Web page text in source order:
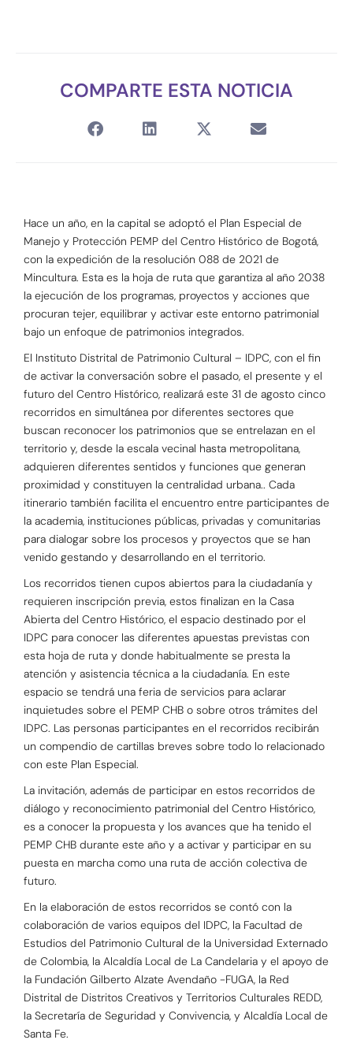
COMPARTE ESTA NOTICIA
Hace un año, en la capital se adoptó el Plan Especial de
Manejo y Protección PEMP del Centro Histórico de Bogotá,
con la expedición de la resolución 088 de 2021 de
Mincultura. Esta es la hoja de ruta que garantiza al año 2038
la ejecución de los programas, proyectos y acciones que
procuran tejer, equilibrar y activar este entorno patrimonial
bajo un enfoque de patrimonios integrados.
El Instituto Distrital de Patrimonio Cultural – IDPC, con el fin
de activar la conversación sobre el pasado, el presente y el
futuro del Centro Histórico, realizará este 31 de agosto cinco
recorridos en simultánea por diferentes sectores que
buscan reconocer los patrimonios que se entrelazan en el
territorio y, desde la escala vecinal hasta metropolitana,
adquieren diferentes sentidos y funciones que generan
proximidad y constituyen la centralidad urbana.. Cada
itinerario también facilita el encuentro entre participantes de
la academia, instituciones públicas, privadas y comunitarias
para dialogar sobre los procesos y proyectos que se han
venido gestando y desarrollando en el territorio.
Los recorridos tienen cupos abiertos para la ciudadanía y
requieren inscripción previa, estos finalizan en la Casa
Abierta del Centro Histórico, el espacio destinado por el
IDPC para conocer las diferentes apuestas previstas con
esta hoja de ruta y donde habitualmente se presta la
atención y asistencia técnica a la ciudadanía. En este
espacio se tendrá una feria de servicios para aclarar
inquietudes sobre el PEMP CHB o sobre otros trámites del
IDPC. Las personas participantes en el recorridos recibirán
un compendio de cartillas breves sobre todo lo relacionado
con este Plan Especial.
La invitación, además de participar en estos recorridos de
diálogo y reconocimiento patrimonial del Centro Histórico,
es a conocer la propuesta y los avances que ha tenido el
PEMP CHB durante este año y a activar y participar en su
puesta en marcha como una ruta de acción colectiva de
futuro.
En la elaboración de estos recorridos se contó con la
colaboración de varios equipos del IDPC, la Facultad de
Estudios del Patrimonio Cultural de la Universidad Externado
de Colombia, la Alcaldía Local de La Candelaria y el apoyo de
la Fundación Gilberto Alzate Avendaño -FUGA, la Red
Distrital de Distritos Creativos y Territorios Culturales REDD,
la Secretaría de Seguridad y Convivencia, y Alcaldía Local de
Santa Fe.